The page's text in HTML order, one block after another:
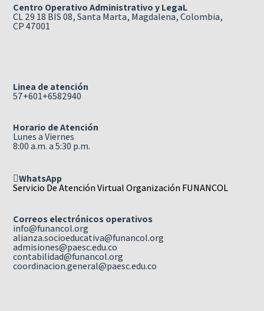
Centro Operativo Administrativo y LegaL
CL 29 18 BIS 08, Santa Marta, Magdalena, Colombia,
CP 47001
Linea de atención
57+601+6582940
Horario de Atención
Lunes a Viernes
8:00 a.m. a 5:30 p.m.
WhatsApp
Servicio De Atención Virtual Organización FUNANCOL
Correos electrónicos operativos
info@funancol.org
alianza.socioeducativa@funancol.org
admisiones@paesc.edu.co
contabilidad@funancol.org
coordinacion.general@paesc.edu.co